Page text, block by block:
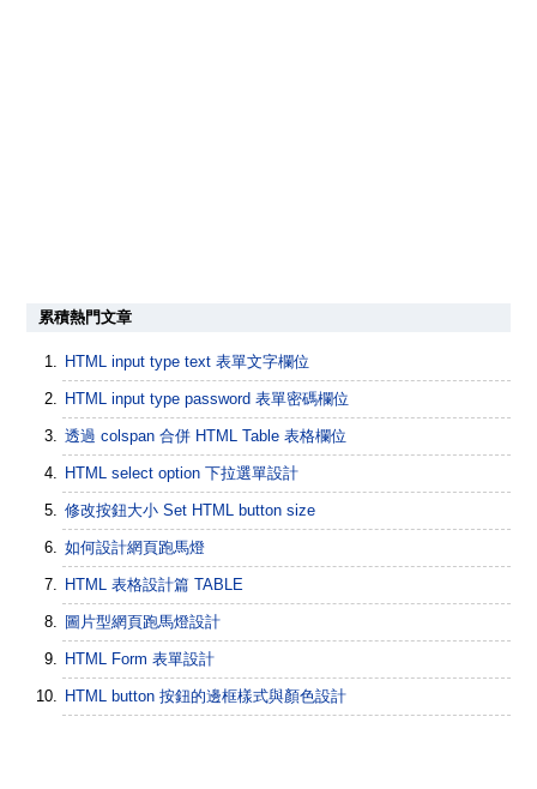
累積熱門文章
HTML input type text 表單文字欄位
HTML input type password 表單密碼欄位
透過 colspan 合併 HTML Table 表格欄位
HTML select option 下拉選單設計
修改按鈕大小 Set HTML button size
如何設計網頁跑馬燈
HTML 表格設計篇 TABLE
圖片型網頁跑馬燈設計
HTML Form 表單設計
HTML button 按鈕的邊框樣式與顏色設計